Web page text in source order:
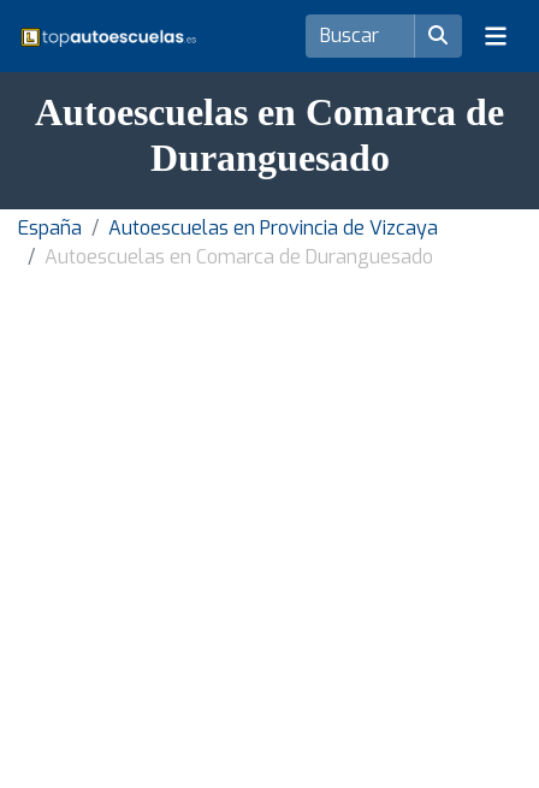
Autoescuelas en Comarca de
Duranguesado
España
Autoescuelas en Provincia de Vizcaya
Autoescuelas en Comarca de Duranguesado